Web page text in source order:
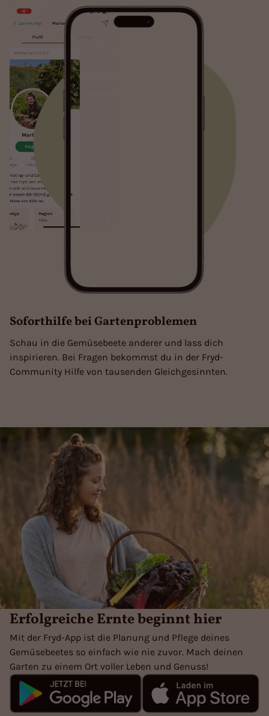
Soforthilfe bei Gartenproblemen
Schau in die Gemüsebeete anderer und lass dich
inspirieren. Bei Fragen bekommst du in der Fryd-
Community Hilfe von tausenden Gleichgesinnten.
Erfolgreiche Ernte beginnt hier
Mit der Fryd-App ist die Planung und Pflege deines
Gemüsebeetes so einfach wie nie zuvor. Mach deinen
Garten zu einem Ort voller Leben und Genuss!